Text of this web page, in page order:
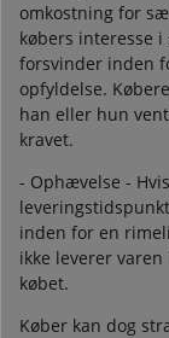
omkostning for
købers interesse
forsvinder inden
opfyldelse.
han eller hun
kravet.
- Ophævelse -
inden for en
ikke leverer
købet.
Køber kan dog